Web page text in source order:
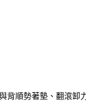
順勢著墊、翻滾卸